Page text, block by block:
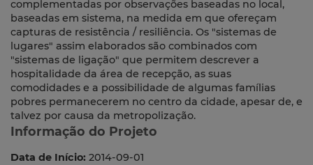
complementadas por observações baseadas no local,
baseadas em sistema, na medida em que ofereçam
capturas de resistência / resiliência. Os "sistemas de
lugares" assim elaborados são combinados com
"sistemas de ligação" que permitem descrever a
hospitalidade da área de recepção, as suas
comodidades e a possibilidade de algumas famílias
pobres permanecerem no centro da cidade, apesar de, e
talvez por causa da metropolização.
Informação do Projeto
Data de Início: 2014-09-01